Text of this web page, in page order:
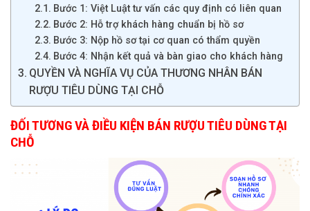
Bước 1: Việt Luật tư vấn các quy định có liên quan
Bước 2: Hỗ trợ khách hàng chuẩn bị hồ sơ
Bước 3: Nộp hồ sơ tại cơ quan có thẩm quyền
Bước 4: Nhận kết quả và bàn giao cho khách hàng
QUYỀN VÀ NGHĨA VỤ CỦA THƯƠNG NHÂN BÁN
RƯỢU TIÊU DÙNG TẠI CHỖ
ĐỐI TƯƠNG VÀ ĐIỀU KIỆN BÁN RƯỢU TIÊU DÙNG TẠI
CHỖ